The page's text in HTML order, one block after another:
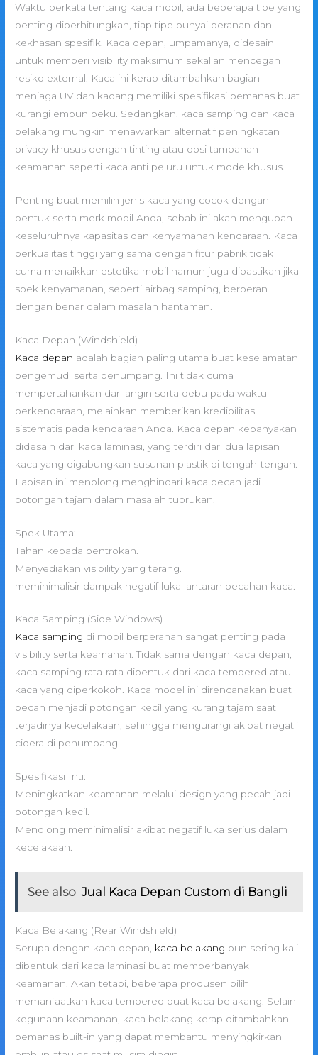
Waktu berkata tentang kaca mobil, ada beberapa tipe yang
penting diperhitungkan, tiap tipe punyai peranan dan
kekhasan spesifik. Kaca depan, umpamanya, didesain
untuk memberi visibility maksimum sekalian mencegah
resiko external. Kaca ini kerap ditambahkan bagian
menjaga UV dan kadang memiliki spesifikasi pemanas buat
kurangi embun beku. Sedangkan, kaca samping dan kaca
belakang mungkin menawarkan alternatif peningkatan
privacy khusus dengan tinting atau opsi tambahan
keamanan seperti kaca anti peluru untuk mode khusus.
Penting buat memilih jenis kaca yang cocok dengan
bentuk serta merk mobil Anda, sebab ini akan mengubah
keseluruhnya kapasitas dan kenyamanan kendaraan. Kaca
berkualitas tinggi yang sama dengan fitur pabrik tidak
cuma menaikkan estetika mobil namun juga dipastikan jika
spek kenyamanan, seperti airbag samping, berperan
dengan benar dalam masalah hantaman.
Kaca Depan (Windshield)
Kaca depan adalah bagian paling utama buat keselamatan
pengemudi serta penumpang. Ini tidak cuma
mempertahankan dari angin serta debu pada waktu
berkendaraan, melainkan memberikan kredibilitas
sistematis pada kendaraan Anda. Kaca depan kebanyakan
didesain dari kaca laminasi, yang terdiri dari dua lapisan
kaca yang digabungkan susunan plastik di tengah-tengah.
Lapisan ini menolong menghindari kaca pecah jadi
potongan tajam dalam masalah tubrukan.
Spek Utama:
Tahan kepada bentrokan.
Menyediakan visibility yang terang.
meminimalisir dampak negatif luka lantaran pecahan kaca.
Kaca Samping (Side Windows)
Kaca samping di mobil berperanan sangat penting pada
visibility serta keamanan. Tidak sama dengan kaca depan,
kaca samping rata-rata dibentuk dari kaca tempered atau
kaca yang diperkokoh. Kaca model ini direncanakan buat
pecah menjadi potongan kecil yang kurang tajam saat
terjadinya kecelakaan, sehingga mengurangi akibat negatif
cidera di penumpang.
Spesifikasi Inti:
Meningkatkan keamanan melalui design yang pecah jadi
potongan kecil.
Menolong meminimalisir akibat negatif luka serius dalam
kecelakaan.
See also Jual Kaca Depan Custom di Bangli
Kaca Belakang (Rear Windshield)
Serupa dengan kaca depan, kaca belakang pun sering kali
dibentuk dari kaca laminasi buat memperbanyak
keamanan. Akan tetapi, beberapa produsen pilih
memanfaatkan kaca tempered buat kaca belakang. Selain
kegunaan keamanan, kaca belakang kerap ditambahkan
pemanas built-in yang dapat membantu menyingkirkan